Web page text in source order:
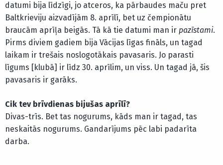
datumi bija līdzīgi, jo atceros, ka pārbaudes maču pret
Baltkrieviju aizvadījām 8. aprīlī, bet uz čempionātu
braucām aprīļa beigās. Tā kā tie datumi man ir pazīstami.
Pirms diviem gadiem bija Vācijas līgas fināls, un tagad
laikam ir trešais noslogotākais pavasaris. Jo parasti
līgums [klubā] ir līdz 30. aprīlim, un viss. Un tagad jā, šis
pavasaris ir garāks.
Cik tev brīvdienas bijušas aprīlī?
Divas-trīs. Bet tas nogurums, kāds man ir tagad, tas
neskaitās nogurums. Gandarījums pēc labi padarīta
darba.